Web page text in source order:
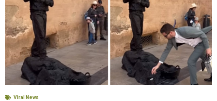
Viral News